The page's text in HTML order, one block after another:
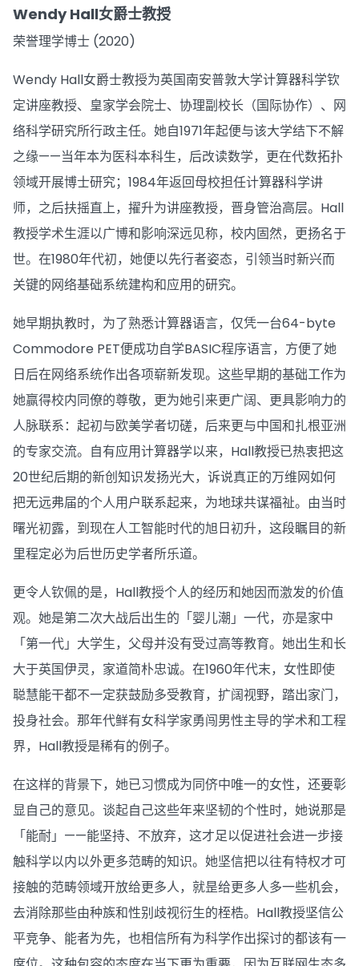
Wendy Hall女爵士教授
荣誉理学博士 (2020)
Wendy Hall女爵士教授为英国南安普敦大学计算器科学钦
定讲座教授、皇家学会院士、协理副校长（国际协作）、网
络科学研究所行政主任。她自1971年起便与该大学结下不解
之缘——当年本为医科本科生，后改读数学，更在代数拓扑
领域开展博士研究；1984年返回母校担任计算器科学讲
师，之后扶摇直上，擢升为讲座教授，晋身管治高层。Hall
教授学术生涯以广博和影响深远见称，校内固然，更扬名于
世。在1980年代初，她便以先行者姿态，引领当时新兴而
关键的网络基础系统建构和应用的研究。
她早期执教时，为了熟悉计算器语言，仅凭一台64-byte
Commodore PET便成功自学BASIC程序语言，方便了她
日后在网络系统作出各项崭新发现。这些早期的基础工作为
她赢得校内同僚的尊敬，更为她引来更广阔、更具影响力的
人脉联系：起初与欧美学者切磋，后来更与中国和扎根亚洲
的专家交流。自有应用计算器学以来，Hall教授已热衷把这
20世纪后期的新创知识发扬光大，诉说真正的万维网如何
把无远弗届的个人用户联系起来，为地球共谋福祉。由当时
曙光初露，到现在人工智能时代的旭日初升，这段瞩目的新
里程定必为后世历史学者所乐道。
更令人钦佩的是，Hall教授个人的经历和她因而激发的价值
观。她是第二次大战后出生的「婴儿潮」一代，亦是家中
「第一代」大学生，父母并没有受过高等教育。她出生和长
大于英国伊灵，家道简朴忠诚。在1960年代末，女性即使
聪慧能干都不一定获鼓励多受教育，扩阔视野，踏出家门，
投身社会。那年代鲜有女科学家勇闯男性主导的学术和工程
界，Hall教授是稀有的例子。
在这样的背景下，她已习惯成为同侪中唯一的女性，还要彰
显自己的意见。谈起自己这些年来坚韧的个性时，她说那是
「能耐」——能坚持、不放弃，这才足以促进社会进一步接
触科学以内以外更多范畴的知识。她坚信把以往有特权才可
接触的范畴领域开放给更多人，就昰给更多人多一些机会，
去消除那些由种族和性别歧视衍生的桎梏。Hall教授坚信公
平竞争、能者为先，也相信所有为科学作出探讨的都该有一